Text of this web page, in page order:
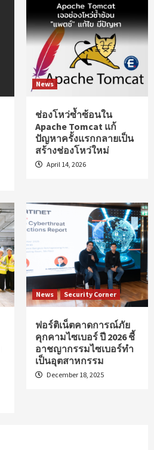
News
ช่องโหว่ซ้ำซ้อนใน
Apache Tomcat แก้
ปัญหาครั้งแรกกลายเป็น
สร้างช่องโหว่ใหม่
April 14, 2026
News Security Corner
ฟอร์ติเน็ตคาดการณ์ภัย
คุกคามไซเบอร์ ปี 2026 ชี้
อาชญากรรมไซเบอร์ทำ
เป็นอุตสาหกรรม
December 18, 2025